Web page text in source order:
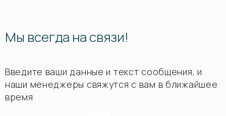
Мы всегда на связи!
Введите ваши данные и текст сообщения, и
наши менеджеры свяжутся с вам в ближайшее
время